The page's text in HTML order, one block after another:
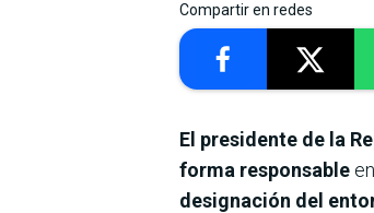
Compartir en redes
El presidente de la
forma responsable
designación del